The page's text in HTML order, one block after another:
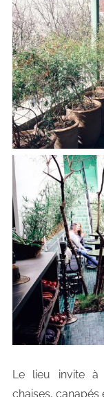
Le lieu invite
chaises,